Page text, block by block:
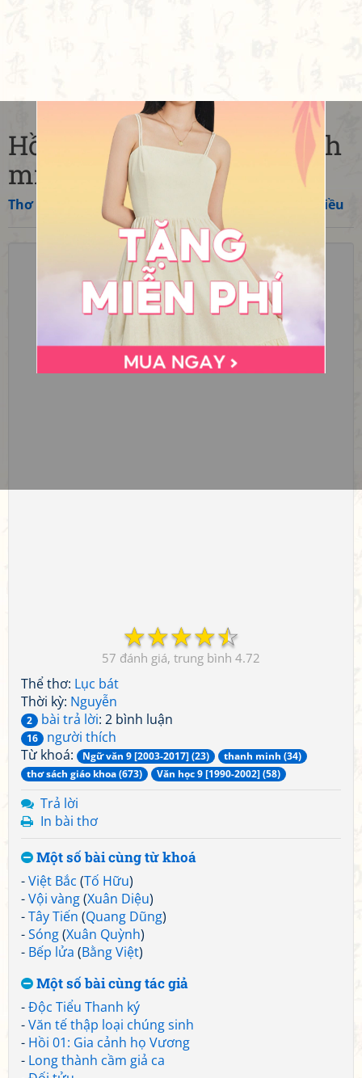
Hồi 02: Kiều chơi tết thanh
minh
Thơ» Việt Nam Nguyễn Nguyễn Du Truyện Kiều
☆
☆
☆
☆
☆
57 4.72
Thể thơ: Lục bát
Thời kỳ: Nguyễn
2 bài trả lời: 2 bình luận
16
người thích
Từ khoá:
Ngữ văn 9 [2003-2017] (23)
thanh minh (34)
thơ sách giáo khoa (673)
Văn học 9 [1990-2002] (58)
Trả lời
In bài thơ
Một số bài cùng từ khoá
-Việt Bắc (Tố Hữu)
-Vội vàng(Xuân Diệu)
-Tây Tiến (Quang Dũng)
-Sóng(Xuân Quỳnh)
- Bếp lửa (Bằng Việt)
Một số bài cùng tác giả
-Độc Tiểu Thanh ký
-Văn tế thập loại chúng sinh
- Hồi 01: Gia cảnh họ Vương
- Long thành cầm giả ca